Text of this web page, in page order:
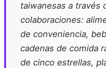
taiwanesas a través
colaboraciones:
de conveniencia,
cadenas de comida
de cinco estrellas,